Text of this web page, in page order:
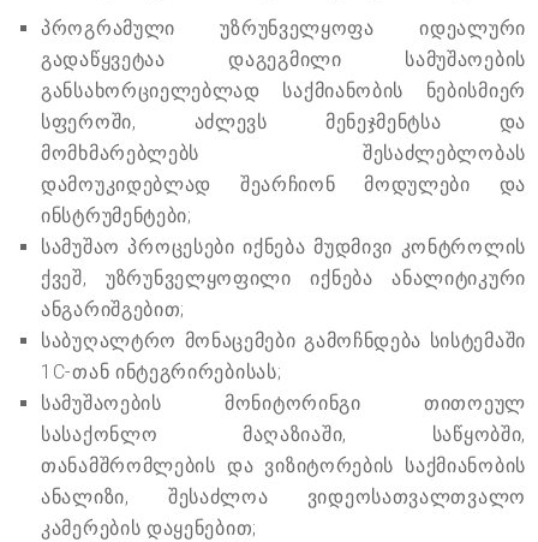
პროგრამული უზრუნველყოფა იდეალური
გადაწყვეტაა დაგეგმილი სამუშაოების
განსახორციელებლად საქმიანობის ნებისმიერ
სფეროში, აძლევს მენეჯმენტსა და
მომხმარებლებს შესაძლებლობას
დამოუკიდებლად შეარჩიონ მოდულები და
ინსტრუმენტები;
სამუშაო პროცესები იქნება მუდმივი კონტროლის
ქვეშ, უზრუნველყოფილი იქნება ანალიტიკური
ანგარიშგებით;
საბუღალტრო მონაცემები გამოჩნდება სისტემაში
1C-თან ინტეგრირებისას;
სამუშაოების მონიტორინგი თითოეულ
სასაქონლო მაღაზიაში, საწყობში,
თანამშრომლების და ვიზიტორების საქმიანობის
ანალიზი, შესაძლოა ვიდეოსათვალთვალო
კამერების დაყენებით;